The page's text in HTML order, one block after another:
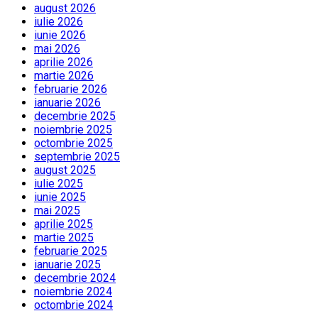
august 2026
iulie 2026
iunie 2026
mai 2026
aprilie 2026
martie 2026
februarie 2026
ianuarie 2026
decembrie 2025
noiembrie 2025
octombrie 2025
septembrie 2025
august 2025
iulie 2025
iunie 2025
mai 2025
aprilie 2025
martie 2025
februarie 2025
ianuarie 2025
decembrie 2024
noiembrie 2024
octombrie 2024